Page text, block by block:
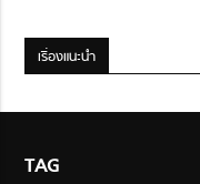
เรื่องแนะนำ
TAG